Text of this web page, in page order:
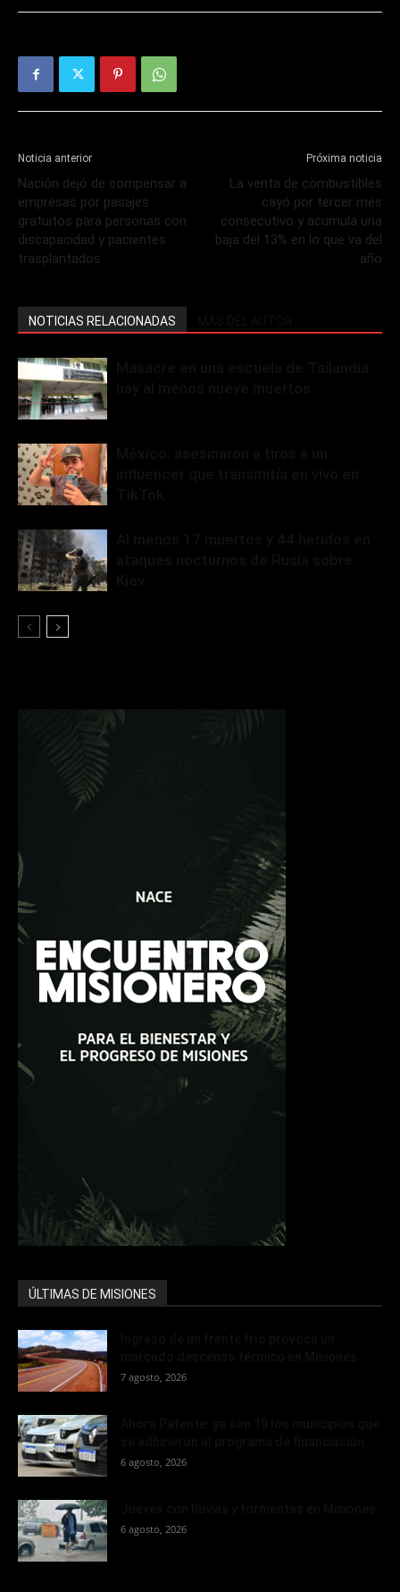
Noticia anterior
Nación dejó de compensar a
empresas por pasajes
gratuitos para personas con
discapacidad y pacientes
trasplantados
Próxima noticia
La venta de combustibles
cayó por tercer mes
consecutivo y acumula una
baja del 13% en lo que va del
año
NOTICIAS RELACIONADAS
ÚLTIMAS DE MISIONES
7 agosto, 2026
6 agosto, 2026
6 agosto, 2026